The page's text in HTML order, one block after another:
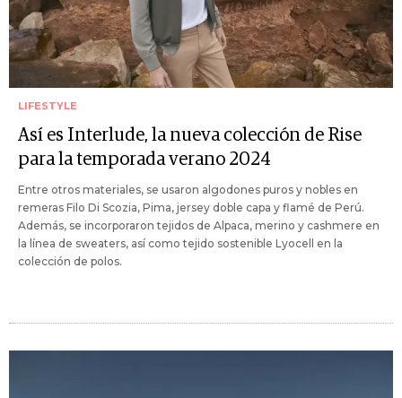
LIFESTYLE
Así es Interlude, la nueva colección de Rise
para la temporada verano 2024
Entre otros materiales, se usaron algodones puros y nobles en
remeras Filo Di Scozia, Pima, jersey doble capa y flamé de Perú.
Además, se incorporaron tejidos de Alpaca, merino y cashmere en
la línea de sweaters, así como tejido sostenible Lyocell en la
colección de polos.